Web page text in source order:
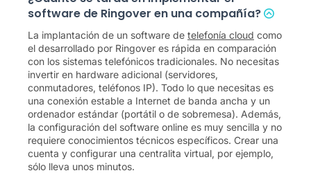
software de Ringover en una compañía?
La implantación de un software de telefonía cloud como
el desarrollado por Ringover es rápida en comparación
con los sistemas telefónicos tradicionales. No necesitas
invertir en hardware adicional (servidores,
conmutadores, teléfonos IP). Todo lo que necesitas es
una conexión estable a Internet de banda ancha y un
ordenador estándar (portátil o de sobremesa). Además,
la configuración del software online es muy sencilla y no
requiere conocimientos técnicos específicos. Crear una
cuenta y configurar una centralita virtual, por ejemplo,
sólo lleva unos minutos.